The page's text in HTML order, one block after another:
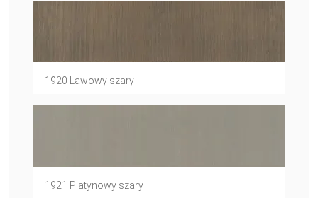
1920 Lawowy szary
1921 Platynowy szary